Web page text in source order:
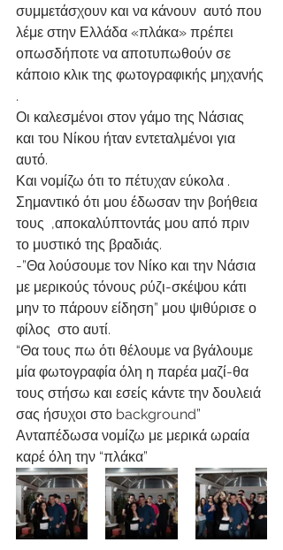
συμμετάσχουν και να κάνουν  αυτό που
λέμε στην Ελλάδα «πλάκα» πρέπει
οπωσδήποτε να αποτυπωθούν σε
κάποιο κλικ της φωτογραφικής μηχανής
.
Οι καλεσμένοι στον γάμο της Νάσιας
και του Νίκου ήταν εντεταλμένοι για
αυτό.
Και νομίζω ότι το πέτυχαν εύκολα .
Σημαντικό ότι μου έδωσαν την βοήθεια
τους  ,αποκαλύπτοντάς μου από πριν
το μυστικό της βραδιάς.
-”Θα λούσουμε τον Νίκο και την Νάσια
με μερικούς τόνους ρύζι-σκέψου κάτι
μην το πάρουν είδηση” μου ψιθύρισε ο
φίλος  στο αυτί.
“Θα τους πω ότι θέλουμε να βγάλουμε
μία φωτογραφία όλη η παρέα μαζί-θα
τους στήσω και εσείς κάντε την δουλειά
σας ήσυχοι στο background”
Ανταπέδωσα νομίζω με μερικά ωραία
καρέ όλη την “πλάκα”